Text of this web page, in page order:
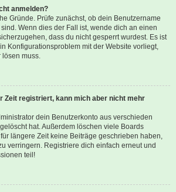
anmelden?
Gründe. Prüfe zunächst, ob dein Benutzername
Wenn dies der Fall ist, wende dich an einen
dass du nicht gesperrt wurdest. Es ist
Konfigurationsproblem mit der Website vorliegt,
muss.
Zeit registriert, kann mich aber nicht mehr
dein Benutzerkonto aus verschieden
hat. Außerdem löschen viele Boards
längere Zeit keine Beiträge geschrieben haben,
verringern. Registriere dich einfach erneut und
teil!